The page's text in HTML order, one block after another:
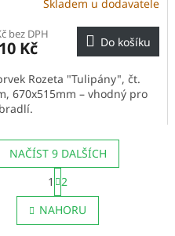
Skladem u dodavatele
bez DPH
Kč Do košíku
Rozeta "Tulipány", čt.
670x515mm – vhodný pro
O
v
l
NAČÍST 9 DALŠÍCH
S
t
r
á
n
1
2
NAHORU